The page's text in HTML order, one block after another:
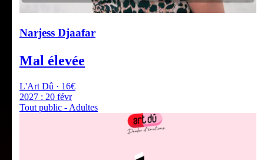
Narjess Djaafar
Mal élevée
L'Art Dû · 16€
2027 : 20 févr
Tout public - Adultes